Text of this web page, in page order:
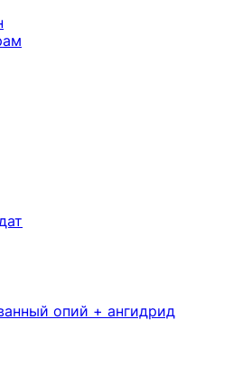
опий + ангидрид